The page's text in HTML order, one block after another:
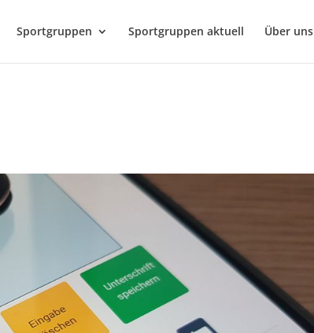
Sportgruppen Sportgruppen aktuell Über uns